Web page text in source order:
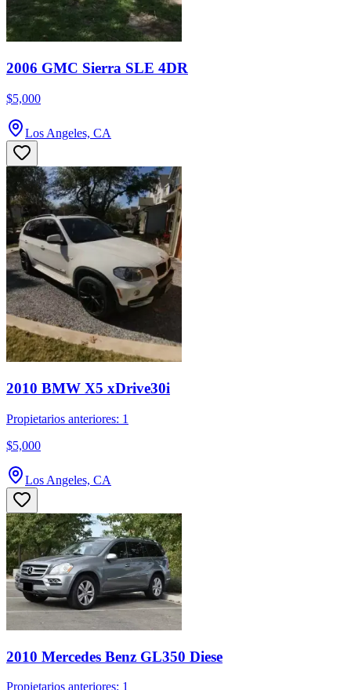
2006 GMC Sierra SLE 4DR
$5,000
Los Angeles, CA
2010 BMW X5 xDrive30i
Propietarios anteriores: 1
$5,000
Los Angeles, CA
2010 Mercedes Benz GL350 Diese
Propietarios anteriores: 1